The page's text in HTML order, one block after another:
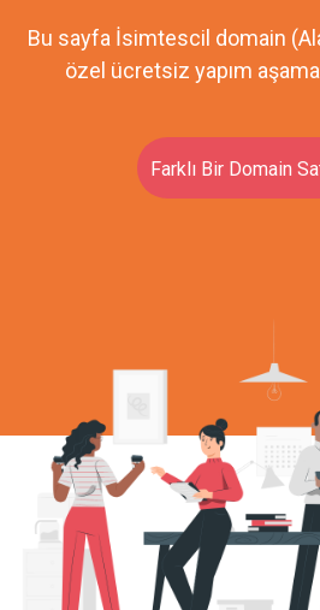
Bu sayfa İsimtescil domain
özel ücretsiz yapım
Farklı Bir Domain